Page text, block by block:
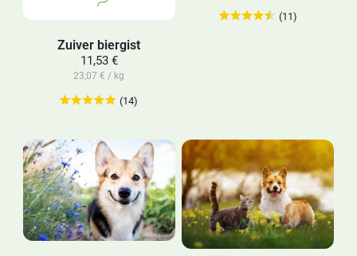
Zuiver biergist
11,53 €
23,07 € / kg
(14)
(11)